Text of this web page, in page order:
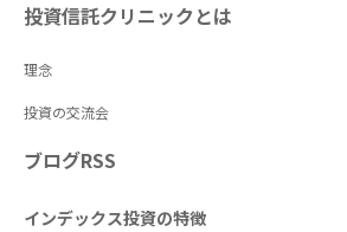
投資信託クリニックとは
理念
投資の交流会
ブログRSS
インデックス投資の特徴